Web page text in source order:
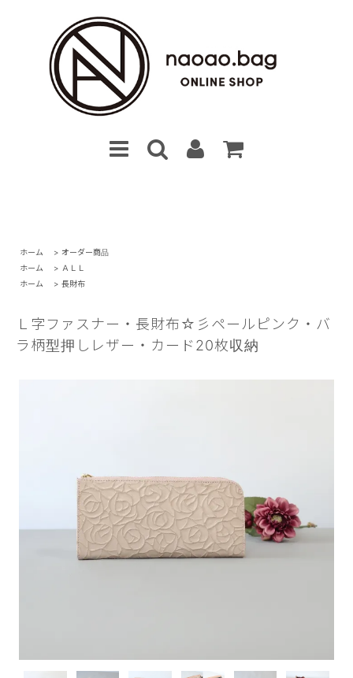
ホーム > オーダー商品
ホーム
> ＡＬＬ
ホーム
> 長財布
Ｌ字ファスナー・長財布☆彡ペールピンク・バ
ラ柄型押しレザー・カード20枚収納